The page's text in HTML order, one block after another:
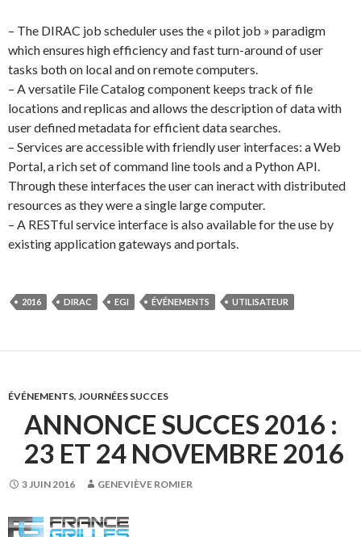
– The DIRAC job scheduler uses the « pilot job » paradigm
which ensures high efficiency and fast turn-around of user
tasks both on local and on remote computers.
– A versatile File Catalog component keeps track of file
locations and replicas and allows the description of data with
user defined metadata for efficient data searches.
– Services are accessible with friendly user interfaces: a Web
Portal, a rich set of command line tools and a Python API.
Through these interfaces the user can ineract with distributed
resources as they were a single large computer.
– A RESTful service interface is also available for the use by
existing application gateways and portals.
2016 DIRAC EGI ÉVÉNEMENTS UTILISATEUR
ÉVÉNEMENTS, JOURNÉES SUCCES
ANNONCE SUCCES 2016 :
23 ET 24 NOVEMBRE 2016
3 JUIN 2016 GENEVIÈVE ROMIER